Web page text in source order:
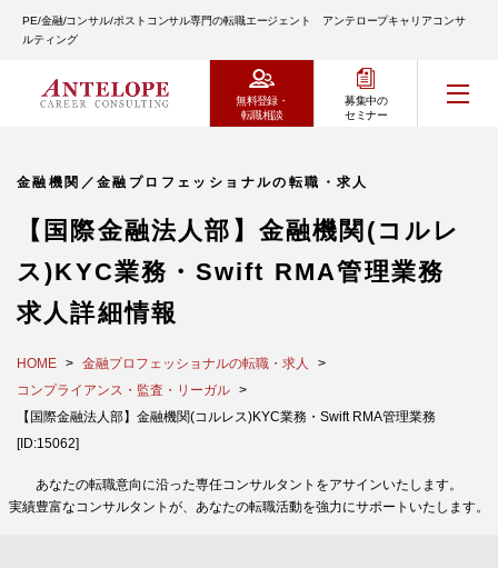
PE/金融/コンサル/ポストコンサル専門の転職エージェント アンテロープキャリアコンサ
ルティング
無料登録・
転職相談
募集中の
セミナー
金融機関／金融プロフェッショナルの転職・求人
【国際金融法人部】金融機関(コルレ
ス)KYC業務・Swift RMA管理業務
求人詳細情報
HOME
金融プロフェッショナルの転職・求人
コンプライアンス・監査・リーガル
【国際金融法人部】金融機関(コルレス)KYC業務・Swift RMA管理業務
[ID:15062]
あなたの転職意向に沿った専任コンサルタントをアサインいたします。
実績豊富なコンサルタントが、あなたの転職活動を強力にサポートいたします。